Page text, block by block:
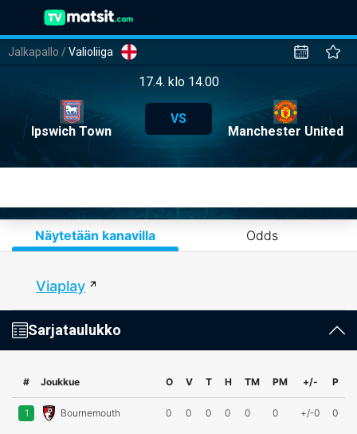
Jalkapallo /Valioliiga
17.4. klo 14.00
Ipswich Town
VS
Manchester United
Näytetään kanavilla Odds
Viaplay
Sarjataulukko
# Joukkue O V T H TM PM +/- P
1 Bournemouth 0 0 0 0 0 0 +/-0 0